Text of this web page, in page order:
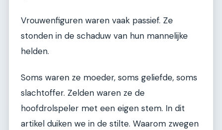
Vrouwenfiguren waren vaak passief. Ze
stonden in de schaduw van hun mannelijke
helden.
Soms waren ze moeder, soms geliefde, soms
slachtoffer. Zelden waren ze de
hoofdrolspeler met een eigen stem. In dit
artikel duiken we in de stilte. Waarom zwegen